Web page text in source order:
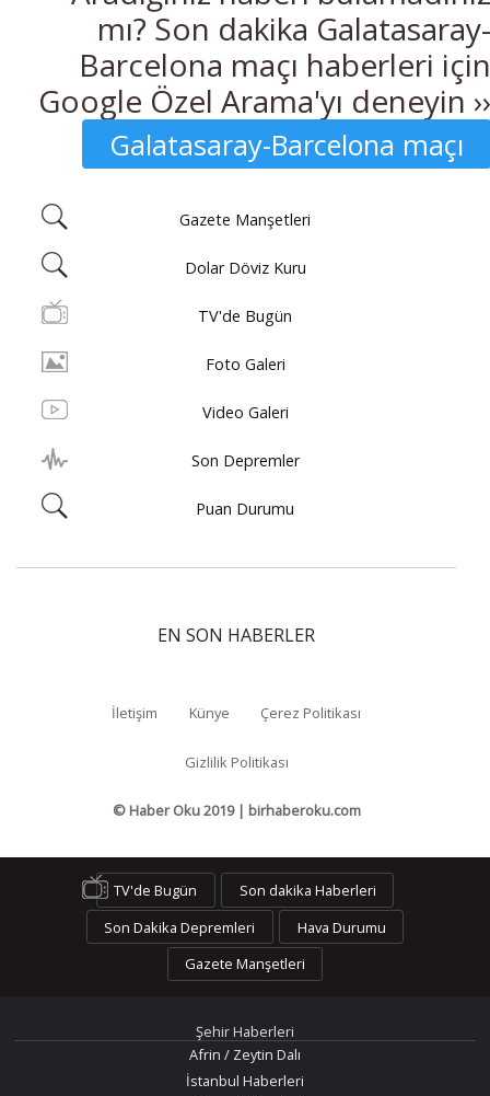
mı? Son dakika Galatasaray-
Barcelona maçı haberleri için
Google Özel Arama'yı deneyin ››
Galatasaray-Barcelona maçı
Gazete Manşetleri
Dolar Döviz Kuru
TV'de Bugün
Foto Galeri
Video Galeri
Son Depremler
Puan Durumu
EN SON HABERLER
İletişim Künye Çerez Politikası
Gizlilik Politikası
© Haber Oku 2019 | birhaberoku.com
TV'de Bugün
Son dakika Haberleri
Son Dakika Depremleri
Hava Durumu
Gazete Manşetleri
Şehir Haberleri
Afrin / Zeytin Dalı
İstanbul Haberleri